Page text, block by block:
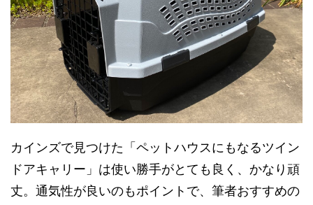
カインズで見つけた「ペットハウスにもなるツイン
ドアキャリー」は使い勝手がとても良く、かなり頑
丈。通気性が良いのもポイントで、筆者おすすめの